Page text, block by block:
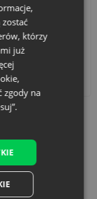
Zestawy
którzy
już
zgody na